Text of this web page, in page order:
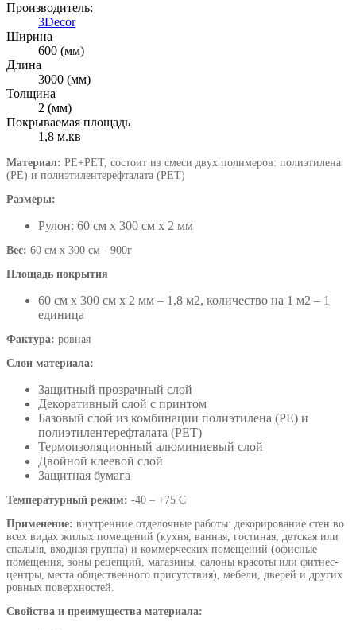
Производитель:
3Decor
Ширина
600 (мм)
Длина
3000 (мм)
Толщина
2 (мм)
Покрываемая площадь
1,8 м.кв
Материал: PE+PET, состоит из смеси двух полимеров: полиэтилена
(PE) и полиэтилентерефталата (PET)
Размеры:
Рулон: 60 см х 300 см х 2 мм
Вес: 60 см х 300 см - 900г
Площадь покрытия
60 см х 300 см х 2 мм – 1,8 м2, количество на 1 м2 – 1
единица
Фактура: ровная
Слои материала:
Защитный прозрачный слой
Декоративный слой с принтом
Базовый слой из комбинации полиэтилена (PE) и
полиэтилентерефталата (PET)
Термоизоляционный алюминиевый слой
Двойной клеевой слой
Защитная бумага
Температурный режим: -40 – +75 С
Применение: внутренние отделочные работы: декорирование стен во
всех видах жилых помещений (кухня, ванная, гостиная, детская или
спальня, входная группа) и коммерческих помещений (офисные
помещения, зоны рецепций, магазины, салоны красоты или фитнес-
центры, места общественного присутствия), мебели, дверей и других
ровных поверхностей.
Свойства и преимущества материала: